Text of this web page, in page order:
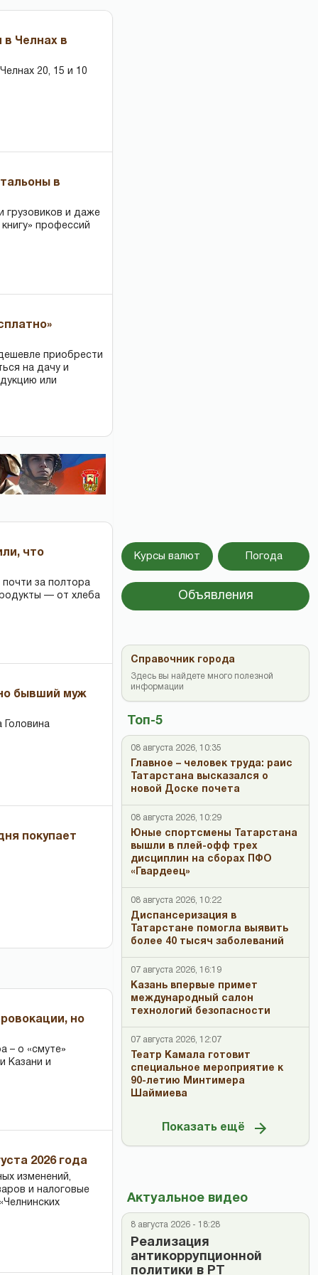
Челнах в
20, 15 и 10
в
грузовиков и даже
профессий
приобрести
на дачу и
или
что
почти за полтора
— от хлеба
бывший муж
покупает
но
– о «смуте»
Казани и
2026 года
изменений,
и налоговые
Курсы валют Погода
Объявления
Топ-5
08 августа 2026, 10:35
Главное – человек труда: раис
Татарстана высказался о
новой Доске почета
08 августа 2026, 10:29
Юные спортсмены Татарстана
вышли в плей-офф трех
дисциплин на сборах ПФО
«Гвардеец»
08 августа 2026, 10:22
Диспансеризация в
Татарстане помогла выявить
более 40 тысяч заболеваний
07 августа 2026, 16:19
Казань впервые примет
международный салон
технологий безопасности
07 августа 2026, 12:07
Театр Камала готовит
специальное мероприятие к
90-летию Минтимера
Шаймиева
Показать ещё
Актуальное видео
8 августа 2026 - 18:28
Реализация
антикоррупционной
политики в РТ
Справочник города
Здесь вы найдете много полезной
информации